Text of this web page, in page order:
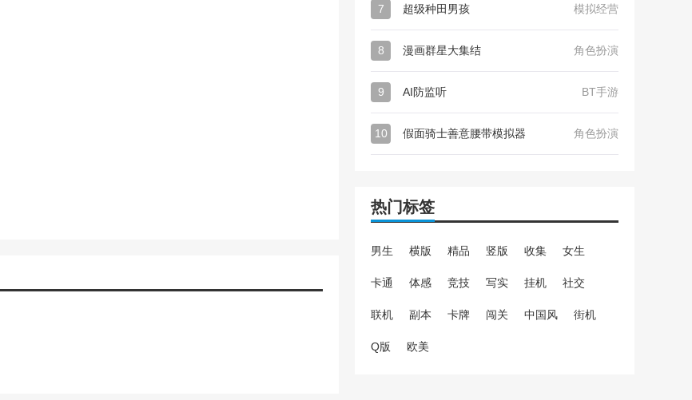
7 超级种田男孩 模拟经营
8 漫画群星大集结 角色扮演
9 AI防监听 BT手游
10 假面骑士善意腰带模拟器 角色扮演
热门标签
男生 横版 精品 竖版 收集 女生
卡通 体感 竞技 写实 挂机 社交
联机 副本 卡牌 闯关 中国风 街机
Q版 欧美